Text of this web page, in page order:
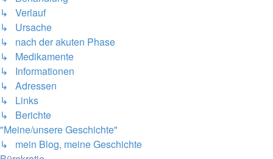
↳ Verlauf
↳ Ursache
↳ nach der akuten Phase
↳ Medikamente
↳ Informationen
↳ Adressen
↳ Links
↳ Berichte
"Meine/unsere Geschichte"
↳ mein Blog, meine Geschichte